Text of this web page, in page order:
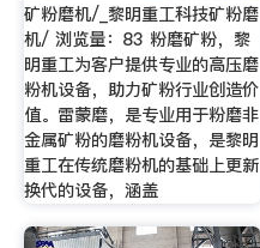
矿粉磨机/_黎明重工科技矿粉磨
机/ 浏览量：83 粉磨矿粉，黎
明重工为客户提供专业的高压磨
粉机设备，助力矿粉行业创造价
值。雷蒙磨，是专业用于粉磨非
金属矿粉的磨粉机设备，是黎明
重工在传统磨粉机的基础上更新
换代的设备，涵盖